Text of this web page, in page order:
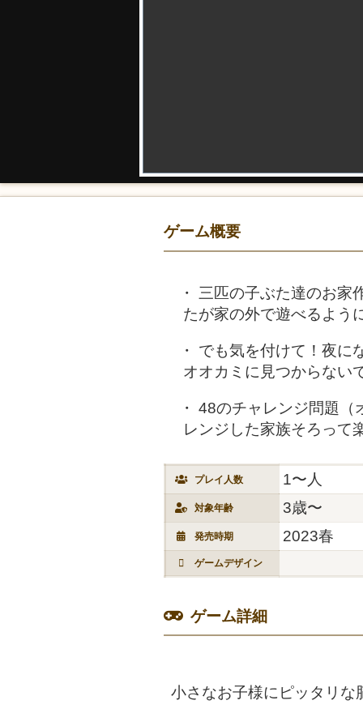
ゲーム概要
三匹の子ぶた達のお家
たが家の外で遊べるよう
でも気を付けて！夜に
オオカミに見つからない
48のチャレンジ問題（
レンジした家族そろって
プレイ人数 1〜人
対象年齢 3歳〜
発売時期 2023春
ゲームデザイン
ゲーム詳細
小さなお子様にピッタリ